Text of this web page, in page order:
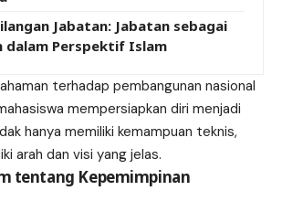
Jabatan: Jabatan sebagai
dalam Perspektif Islam
terhadap pembangunan nasional
mempersiapkan diri menjadi
hanya memiliki kemampuan teknis,
arah dan visi yang jelas.
tentang Kepemimpinan